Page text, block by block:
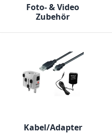
Foto- & Video
Zubehör
Kabel/Adapter